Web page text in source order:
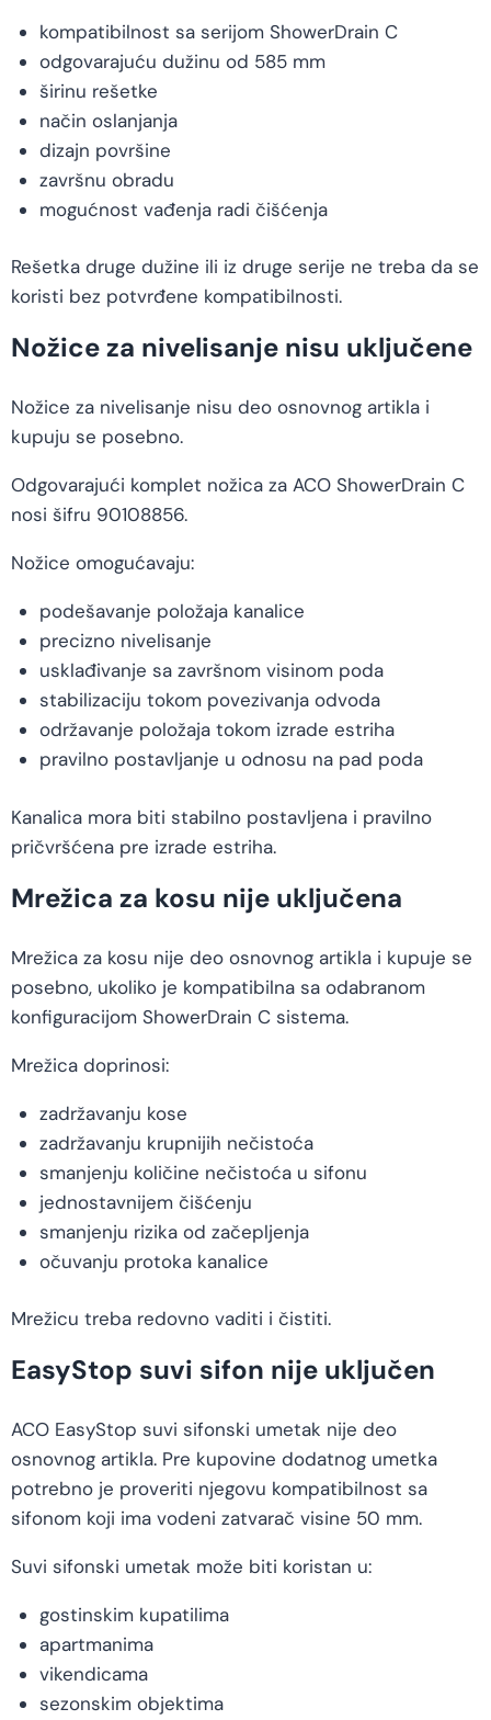
kompatibilnost sa serijom ShowerDrain C
odgovarajuću dužinu od 585 mm
širinu rešetke
način oslanjanja
dizajn površine
završnu obradu
mogućnost vađenja radi čišćenja
Rešetka druge dužine ili iz druge serije ne treba da se
koristi bez potvrđene kompatibilnosti.
Nožice za nivelisanje nisu uključene
Nožice za nivelisanje nisu deo osnovnog artikla i
kupuju se posebno.
Odgovarajući komplet nožica za ACO ShowerDrain C
nosi šifru 90108856.
Nožice omogućavaju:
podešavanje položaja kanalice
precizno nivelisanje
usklađivanje sa završnom visinom poda
stabilizaciju tokom povezivanja odvoda
održavanje položaja tokom izrade estriha
pravilno postavljanje u odnosu na pad poda
Kanalica mora biti stabilno postavljena i pravilno
pričvršćena pre izrade estriha.
Mrežica za kosu nije uključena
Mrežica za kosu nije deo osnovnog artikla i kupuje se
posebno, ukoliko je kompatibilna sa odabranom
konfiguracijom ShowerDrain C sistema.
Mrežica doprinosi:
zadržavanju kose
zadržavanju krupnijih nečistoća
smanjenju količine nečistoća u sifonu
jednostavnijem čišćenju
smanjenju rizika od začepljenja
očuvanju protoka kanalice
Mrežicu treba redovno vaditi i čistiti.
EasyStop suvi sifon nije uključen
ACO EasyStop suvi sifonski umetak nije deo
osnovnog artikla. Pre kupovine dodatnog umetka
potrebno je proveriti njegovu kompatibilnost sa
sifonom koji ima vodeni zatvarač visine 50 mm.
Suvi sifonski umetak može biti koristan u:
gostinskim kupatilima
apartmanima
vikendicama
sezonskim objektima